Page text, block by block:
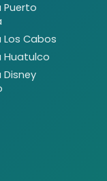
Puerto
Los Cabos
Huatulco
Disney